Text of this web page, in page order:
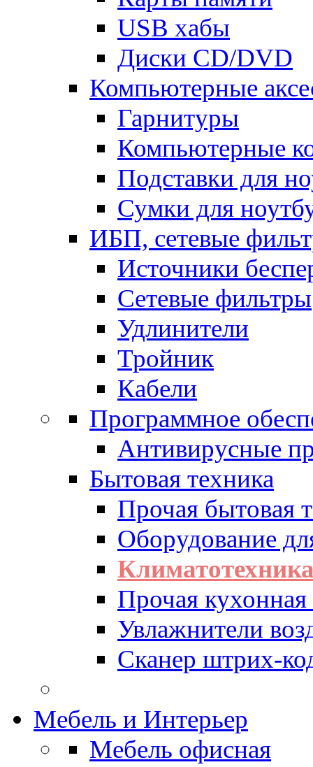
USB хабы
Диски CD/DVD
Компьютерные
Гарнитуры
Компьютерные
Подставки для
Сумки для
ИБП, сетевые
Источники
Сетевые фильтры
Удлинители
Тройник
Кабели
Программное
Антивирусные
Бытовая техника
Прочая бытовая
Оборудование
Прочая кухонная
Увлажнители
Сканер штрих-
Мебель и Интерьер
Мебель офисная